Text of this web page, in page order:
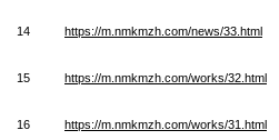
14 https://m.nmkmzh.com/news/33.html
15 https://m.nmkmzh.com/works/32.html
16 https://m.nmkmzh.com/works/31.html